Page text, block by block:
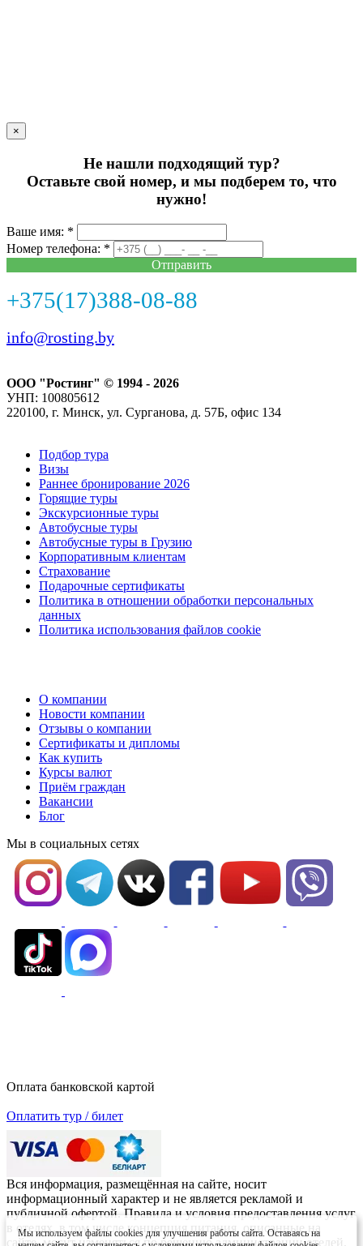
Мы используем файлы cookies для улучшения работы сайта. Оставаясь на
×
Не нашли подходящий тур?
Оставьте свой номер, и мы подберем то, что
нужно!
Ваше имя: *
Номер телефона: *
Отправить
+375(17)388-08-88
info@rosting.by
ООО "Ростинг" © 1994 - 2026
УНП: 100805612
220100, г. Минск, ул. Сурганова, д. 57Б, офис 134
Подбор тура
Визы
Раннее бронирование 2026
Горящие туры
Экскурсионные туры
Автобусные туры
Автобусные туры в Грузию
Корпоративным клиентам
Страхование
Подарочные сертификаты
Политика в отношении обработки персональных
данных
Политика использования файлов cookie
О компании
Новости компании
Отзывы о компании
Сертификаты и дипломы
Как купить
Курсы валют
Приём граждан
Вакансии
Блог
Мы в социальных сетях
Оплата банковской картой
Оплатить тур / билет
Вся информация, размещённая на сайте, носит
информационный характер и не является рекламой и
публичной офертой. Правила и условия предоставления услуг
в отелях, в том числе концепция питания, описанные на
сайте, могут изменяться по решению администрации отелей.